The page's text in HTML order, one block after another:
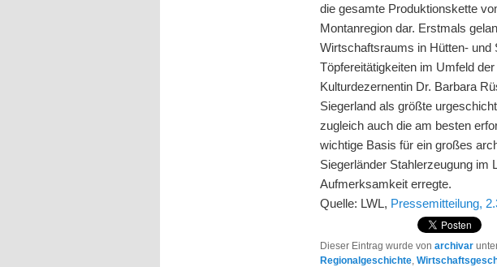
die gesamte Produktionskette
Montanregion dar. Erstmals
Wirtschaftsraums in Hütten-
Töpfereitätigkeiten im Umfeld
Kulturdezernentin Dr. Barbara
Siegerland als größte
zugleich auch die am besten
wichtige Basis für ein großes
Siegerländer Stahlerzeugung im
Aufmerksamkeit erregte.
Quelle: LWL, Pressemitteilung,
Dieser Eintrag wurde vonarchivar
Regionalgeschichte ,